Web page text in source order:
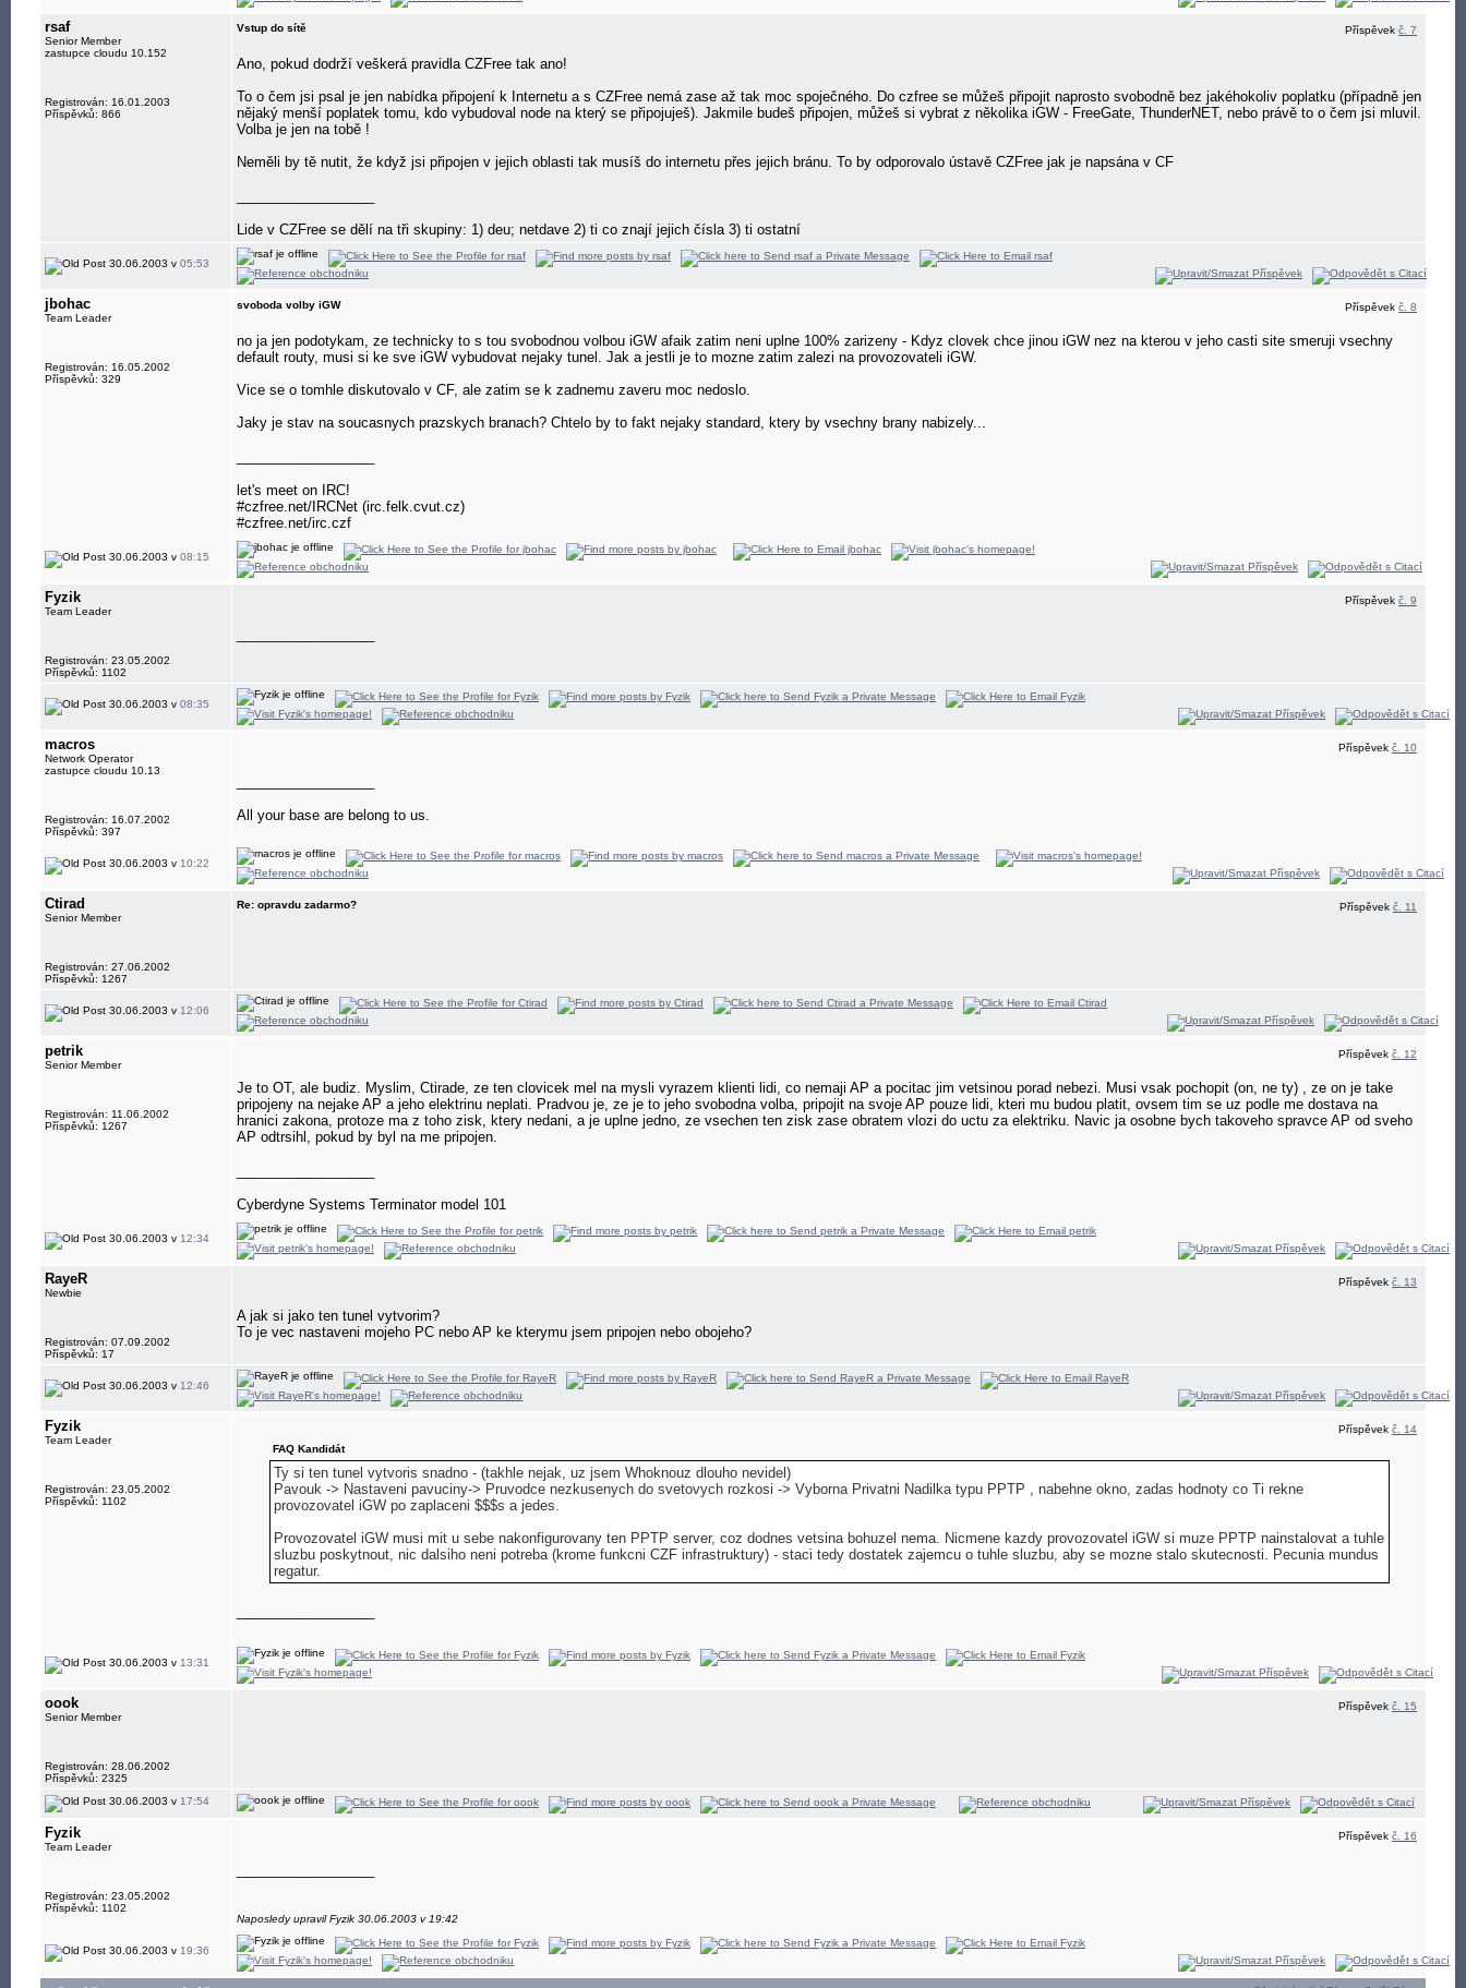
rsaf
Senior Member
zastupce cloudu 10.152
Registrován: 16.01.2003
Příspěvků: 866
Vstup do sítě Příspěvek č. 7
Ano, pokud dodrží veškerá pravidla CZFree tak ano!
To o čem jsi psal je jen nabídka připojení k Internetu a s CZFree nemá zase až tak moc spoječného. Do czfree se můžeš připojit naprosto svobodně bez jakéhokoliv poplatku (případně jen
nějaký menší poplatek tomu, kdo vybudoval node na který se připojuješ). Jakmile budeš připojen, můžeš si vybrat z několika iGW - FreeGate, ThunderNET, nebo právě to o čem jsi mluvil.
Volba je jen na tobě !
Neměli by tě nutit, že když jsi připojen v jejich oblasti tak musíš do internetu přes jejich bránu. To by odporovalo ústavě CZFree jak je napsána v CF
Lide v CZFree se dělí na tři skupiny: 1) deu; netdave 2) ti co znají jejich čísla 3) ti ostatní
30.06.2003 v 05:53
jbohac
Team Leader
Registrován: 16.05.2002
Příspěvků: 329
svoboda volby iGW Příspěvek č. 8
no ja jen podotykam, ze technicky to s tou svobodnou volbou iGW afaik zatim neni uplne 100% zarizeny - Kdyz clovek chce jinou iGW nez na kterou v jeho casti site smeruji vsechny
default routy, musi si ke sve iGW vybudovat nejaky tunel. Jak a jestli je to mozne zatim zalezi na provozovateli iGW.
Vice se o tomhle diskutovalo v CF, ale zatim se k zadnemu zaveru moc nedoslo.
Jaky je stav na soucasnych prazskych branach? Chtelo by to fakt nejaky standard, ktery by vsechny brany nabizely...
let's meet on IRC!
#czfree.net/IRCNet (irc.felk.cvut.cz)
#czfree.net/irc.czf
30.06.2003 v 08:15
Fyzik
Team Leader
Registrován: 23.05.2002
Příspěvků: 1102
Příspěvek č. 9
30.06.2003 v 08:35
macros
Network Operator
zastupce cloudu 10.13
Registrován: 16.07.2002
Příspěvků: 397
Příspěvek č. 10
All your base are belong to us.
30.06.2003 v 10:22
Ctirad
Senior Member
Registrován: 27.06.2002
Příspěvků: 1267
Re: opravdu zadarmo? Příspěvek č. 11
30.06.2003 v 12:06
petrik
Senior Member
Registrován: 11.06.2002
Příspěvků: 1267
Příspěvek č. 12
Je to OT, ale budiz. Myslim, Ctirade, ze ten clovicek mel na mysli vyrazem klienti lidi, co nemaji AP a pocitac jim vetsinou porad nebezi. Musi vsak pochopit (on, ne ty) , ze on je take
pripojeny na nejake AP a jeho elektrinu neplati. Pradvou je, ze je to jeho svobodna volba, pripojit na svoje AP pouze lidi, kteri mu budou platit, ovsem tim se uz podle me dostava na
hranici zakona, protoze ma z toho zisk, ktery nedani, a je uplne jedno, ze vsechen ten zisk zase obratem vlozi do uctu za elektriku. Navic ja osobne bych takoveho spravce AP od sveho
AP odtrsihl, pokud by byl na me pripojen.
Cyberdyne Systems Terminator model 101
30.06.2003 v 12:34
RayeR
Newbie
Registrován: 07.09.2002
Příspěvků: 17
Příspěvek č. 13
A jak si jako ten tunel vytvorim?
To je vec nastaveni mojeho PC nebo AP ke kterymu jsem pripojen nebo obojeho?
30.06.2003 v 12:46
Fyzik
Team Leader
Registrován: 23.05.2002
Příspěvků: 1102
Příspěvek č. 14
FAQ Kandidát
Ty si ten tunel vytvoris snadno - (takhle nejak, uz jsem Whoknouz dlouho nevidel)
Pavouk -> Nastaveni pavuciny-> Pruvodce nezkusenych do svetovych rozkosi -> Vyborna Privatni Nadilka typu PPTP , nabehne okno, zadas hodnoty co Ti rekne
provozovatel iGW po zaplaceni $$$s a jedes.
Provozovatel iGW musi mit u sebe nakonfigurovany ten PPTP server, coz dodnes vetsina bohuzel nema. Nicmene kazdy provozovatel iGW si muze PPTP nainstalovat a tuhle
sluzbu poskytnout, nic dalsiho neni potreba (krome funkcni CZF infrastruktury) - staci tedy dostatek zajemcu o tuhle sluzbu, aby se mozne stalo skutecnosti. Pecunia mundus
regatur.
30.06.2003 v 13:31
oook
Senior Member
Registrován: 28.06.2002
Příspěvků: 2325
Příspěvek č. 15
30.06.2003 v 17:54
Fyzik
Team Leader
Registrován: 23.05.2002
Příspěvků: 1102
Příspěvek č. 16
Naposledy upravil Fyzik 30.06.2003 v 19:42
30.06.2003 v 19:36